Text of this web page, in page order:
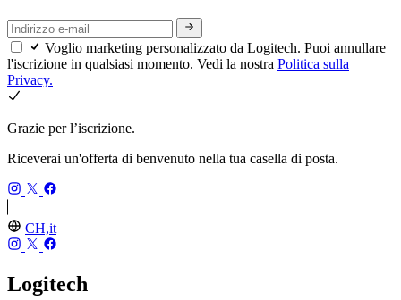
Voglio marketing personalizzato da Logitech. Puoi annullare
l'iscrizione in qualsiasi momento. Vedi la nostra Politica sulla
Privacy.
Grazie per l’iscrizione.
Riceverai un'offerta di benvenuto nella tua casella di posta.
CH,it
Logitech